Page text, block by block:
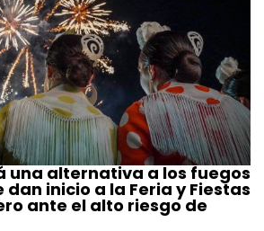
una alternativa a los fuegos
inicio a la Feria y Fiestas
ante el alto riesgo de